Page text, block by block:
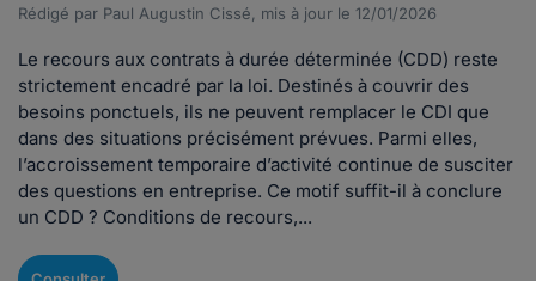
Rédigé par Paul Augustin Cissé, mis à jour le 12/01/2026
Le recours aux contrats à durée déterminée (CDD) reste
strictement encadré par la loi. Destinés à couvrir des
besoins ponctuels, ils ne peuvent remplacer le CDI que
dans des situations précisément prévues. Parmi elles,
l’accroissement temporaire d’activité continue de susciter
des questions en entreprise. Ce motif suffit-il à conclure
un CDD ? Conditions de recours,...